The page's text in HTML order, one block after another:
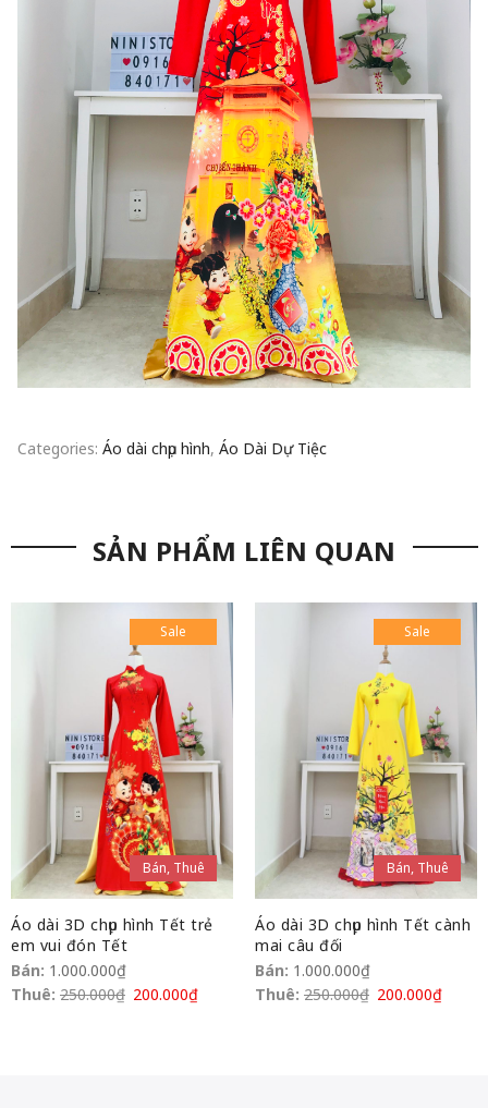
Categories: Áo dài chụp hình, Áo Dài Dự Tiệc
SẢN PHẨM LIÊN QUAN
Bán, Thuê
Sale
Áo dài 3D chụp hình Tết trẻ
em vui đón Tết
Bán: 1.000.000₫
Thuê: 250.000₫ 200.000₫
Bán, Thuê
Sale
Áo dài 3D chụp hình Tết cành
mai câu đối
Bán: 1.000.000₫
Thuê: 250.000₫ 200.000₫